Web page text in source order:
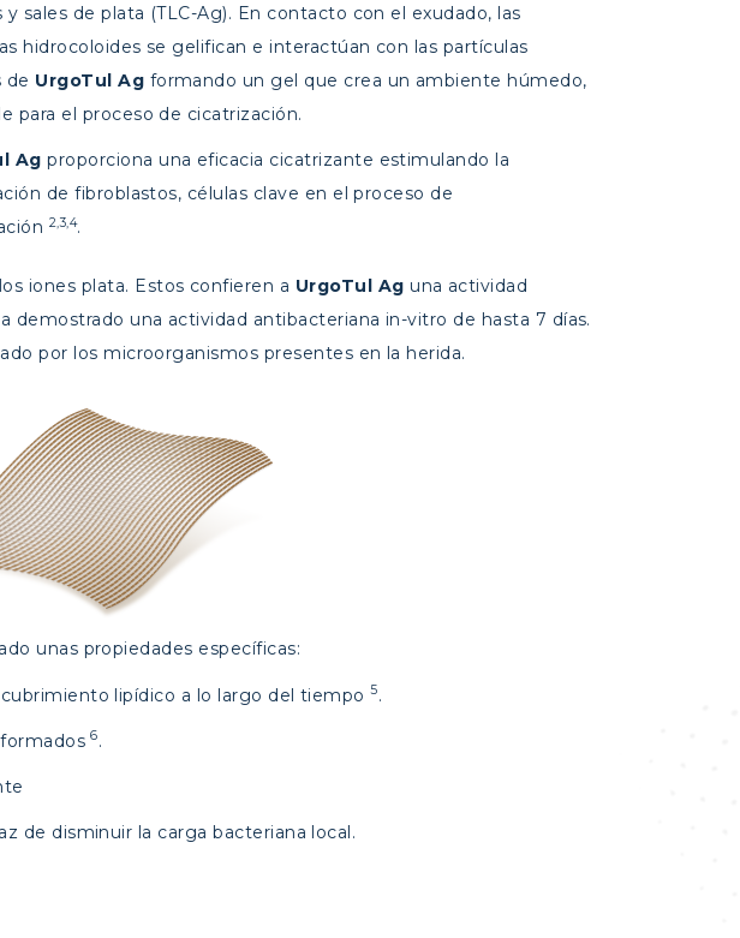
y sales de plata (TLC-Ag). En contacto con el exudado, las
hidrocoloides se gelifican e interactúan con las partículas
de UrgoTul Ag formando un gel que crea un ambiente húmedo,
para el proceso de cicatrización.
Ag proporciona una eficacia cicatrizante estimulando la
de fibroblastos, células clave en el proceso de
2,3,4.
iones plata. Estos confieren a UrgoTul Ag una actividad
una actividad antibacteriana in-vitro de hasta 7 días.
por los microorganismos presentes en la herida.
unas propiedades específicas:
lipídico a lo largo del tiempo5.
formados6.
de disminuir la carga bacteriana local.